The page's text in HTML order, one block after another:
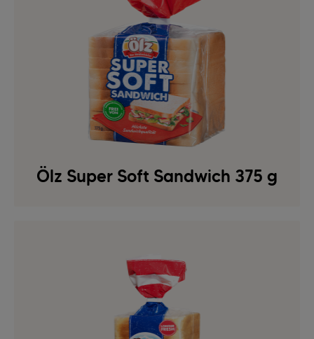
Ölz Super Soft Sandwich 375 g